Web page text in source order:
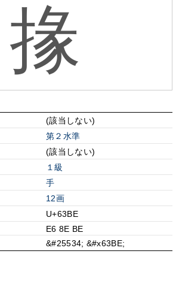
掾
(該当しない)
第２水準
(該当しない)
１級
⼿
12画
U+63BE
E6 8E BE
&#25534; &#x63BE;